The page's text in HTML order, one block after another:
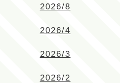
2026/8
2026/4
2026/3
2026/2